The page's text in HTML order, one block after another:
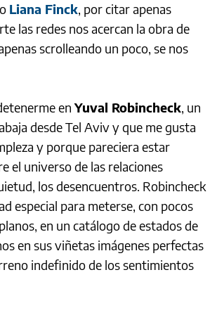
o Liana Finck, por citar apenas
las redes nos acercan la obra de
scrolleando un poco, se nos
enYuval Robincheck, un
desde Tel Aviv y que me gusta
y porque pareciera estar
el universo de las relaciones
los desencuentros. Robincheck
especial para meterse, con pocos
en un catálogo de estados de
en sus viñetas imágenes perfectas
indefinido de los sentimientos